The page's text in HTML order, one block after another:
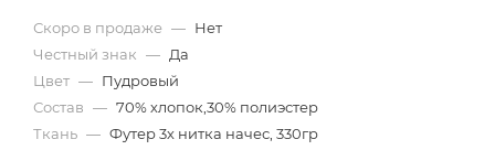
Скоро в продаже — Нет
Честный знак — Да
Цвет — Пудровый
Состав — 70% хлопок,30% полиэстер
Ткань — Футер 3х нитка начес, 330гр